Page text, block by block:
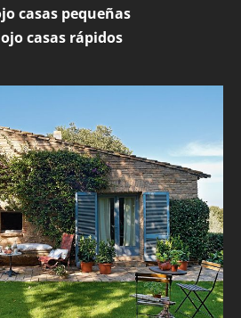
casas pequeñas
casas rápidos